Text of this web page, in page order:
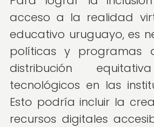
acceso a la realidad
educativo uruguayo, es
políticas y programas
distribución
tecnológicos en las
Esto podría incluir la
recursos digitales